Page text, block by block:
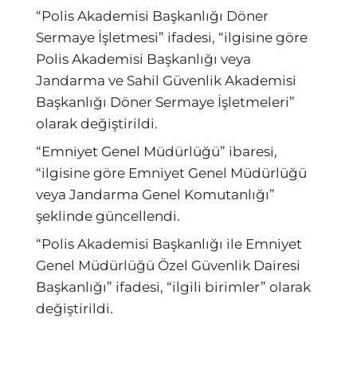
“Polis Akademisi Başkanlığı Döner
Sermaye İşletmesi” ifadesi, “ilgisine göre
Polis Akademisi Başkanlığı veya
Jandarma ve Sahil Güvenlik Akademisi
Başkanlığı Döner Sermaye İşletmeleri”
olarak değiştirildi.
“Emniyet Genel Müdürlüğü” ibaresi,
“ilgisine göre Emniyet Genel Müdürlüğü
veya Jandarma Genel Komutanlığı”
şeklinde güncellendi.
“Polis Akademisi Başkanlığı ile Emniyet
Genel Müdürlüğü Özel Güvenlik Dairesi
Başkanlığı” ifadesi, “ilgili birimler” olarak
değiştirildi.